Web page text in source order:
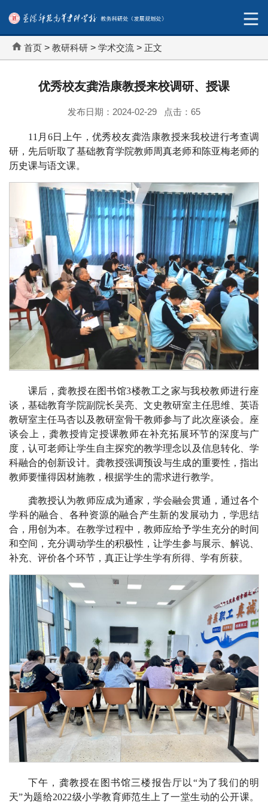
首页 > 教研科研 > 学术交流 > 正文
优秀校友龚浩康教授来校调研、授课
发布日期：2024-02-29 点击： 65
11月6日上午，优秀校友龚浩康教授来我校进行考查调
研，先后听取了基础教育学院教师周真老师和陈亚梅老师的
历史课与语文课。
课后，龚教授在图书馆3楼教工之家与我校教师进行座
谈，基础教育学院副院长吴亮、文史教研室主任思维、英语
教研室主任马杏以及教研室骨干教师参与了此次座谈会。座
谈会上，龚教授肯定授课教师在补充拓展环节的深度与广
度，认可老师让学生自主探究的教学理念以及信息转化、学
科融合的创新设计。龚教授强调预设与生成的重要性，指出
教师要懂得因材施教，根据学生的需求进行教学。
龚教授认为教师应成为通家，学会融会贯通，通过各个
学科的融合、各种资源的融合产生新的发展动力，学思结
合，用创为本。在教学过程中，教师应给予学生充分的时间
和空间，充分调动学生的积极性，让学生参与展示、解说、
补充、评价各个环节，真正让学生学有所得、学有所获。
下午，龚教授在图书馆三楼报告厅以“为了我们的明
天”为题给2022级小学教育师范生上了一堂生动的公开课。